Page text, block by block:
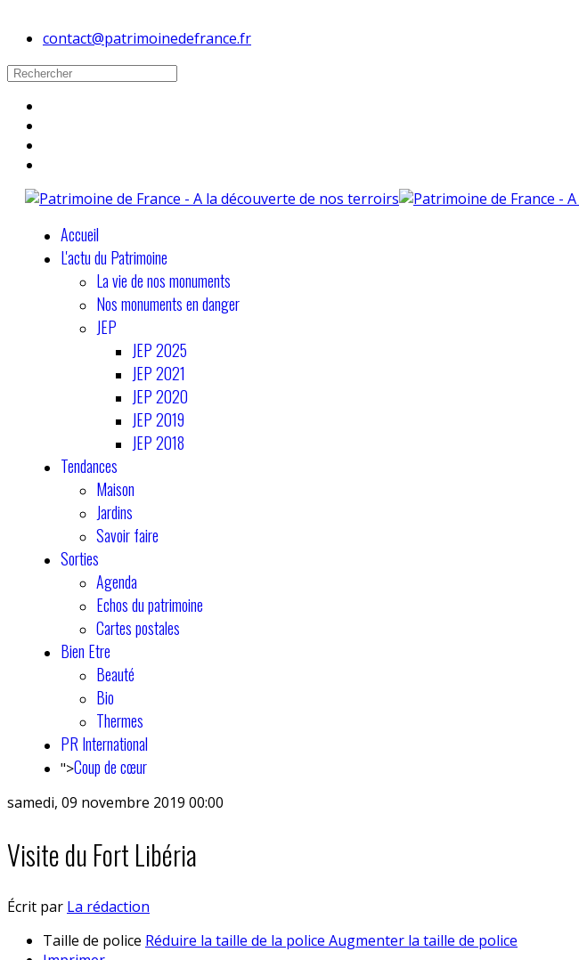
contact@patrimoinedefrance.fr
Accueil
L'actu du Patrimoine
La vie de nos monuments
Nos monuments en danger
JEP
JEP 2025
JEP 2021
JEP 2020
JEP 2019
JEP 2018
Tendances
Maison
Jardins
Savoir faire
Sorties
Agenda
Echos du patrimoine
Cartes postales
Bien Etre
Beauté
Bio
Thermes
PR International
">Coup de cœur
samedi, 09 novembre 2019 00:00
Visite du Fort Libéria
Écrit par La rédaction
Taille de police Réduire la taille de la police Augmenter la taille de police